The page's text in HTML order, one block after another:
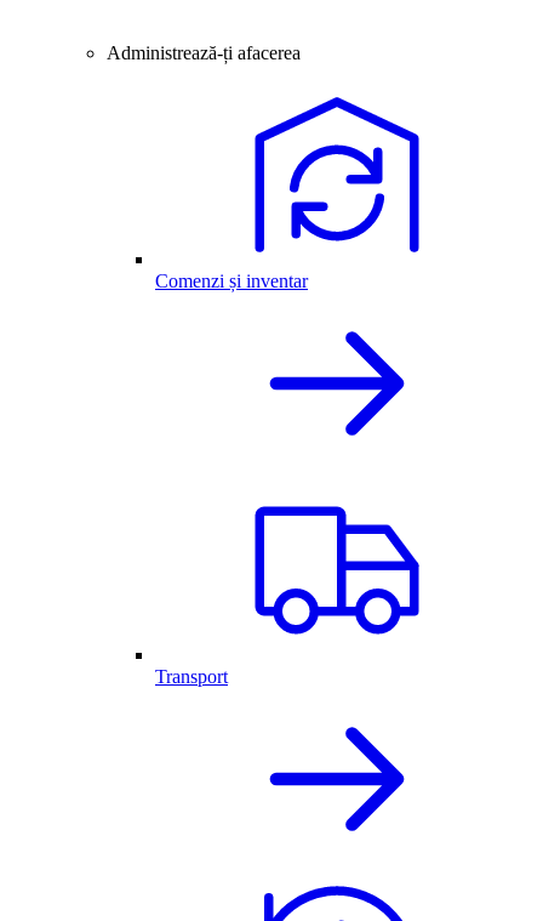
Administrează-ți afacerea
Comenzi și inventar
Transport